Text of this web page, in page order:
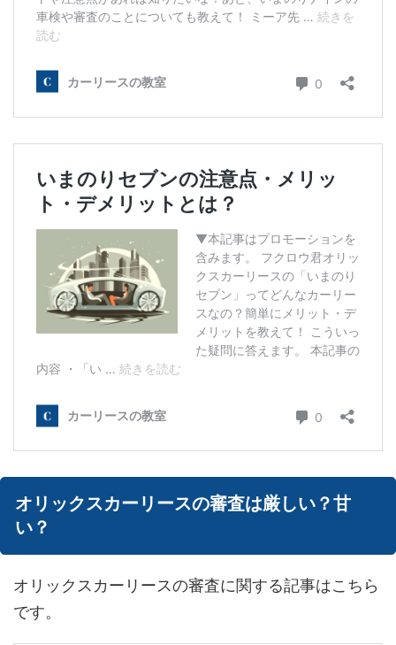
オリックスカーリースの審査は厳しい？甘
い？
オリックスカーリースの審査に関する記事はこちら
です。